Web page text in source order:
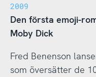
2009
Den första emoji-
Moby Dick
Fred Benenson
som översätter de